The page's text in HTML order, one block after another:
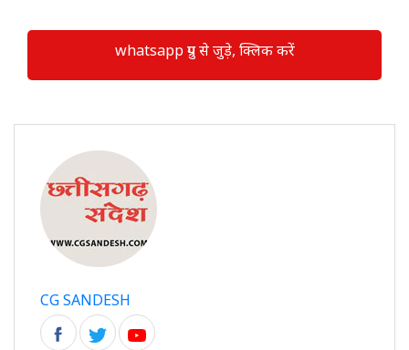
whatsapp ग्रुप से जुड़े, क्लिक करें
CG SANDESH